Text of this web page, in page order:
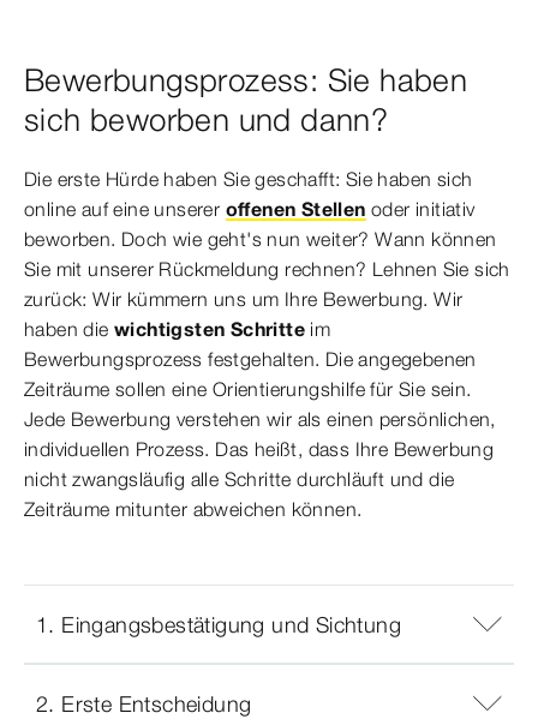
Bewerbungsprozess: Sie haben
sich beworben und dann?
Die erste Hürde haben Sie geschafft: Sie haben sich
online auf eine unserer offenen Stellen oder initiativ
beworben. Doch wie geht's nun weiter? Wann können
Sie mit unserer Rückmeldung rechnen? Lehnen Sie sich
zurück: Wir kümmern uns um Ihre Bewerbung. Wir
haben diewichtigsten Schritte im
Bewerbungsprozess festgehalten. Die angegebenen
Zeiträume sollen eine Orientierungshilfe für Sie sein.
Jede Bewerbung verstehen wir als einen persönlichen,
individuellen Prozess. Das heißt, dass Ihre Bewerbung
nicht zwangsläufig alle Schritte durchläuft und die
Zeiträume mitunter abweichen können.
1. Eingangsbestätigung und Sichtung
2. Erste Entscheidung